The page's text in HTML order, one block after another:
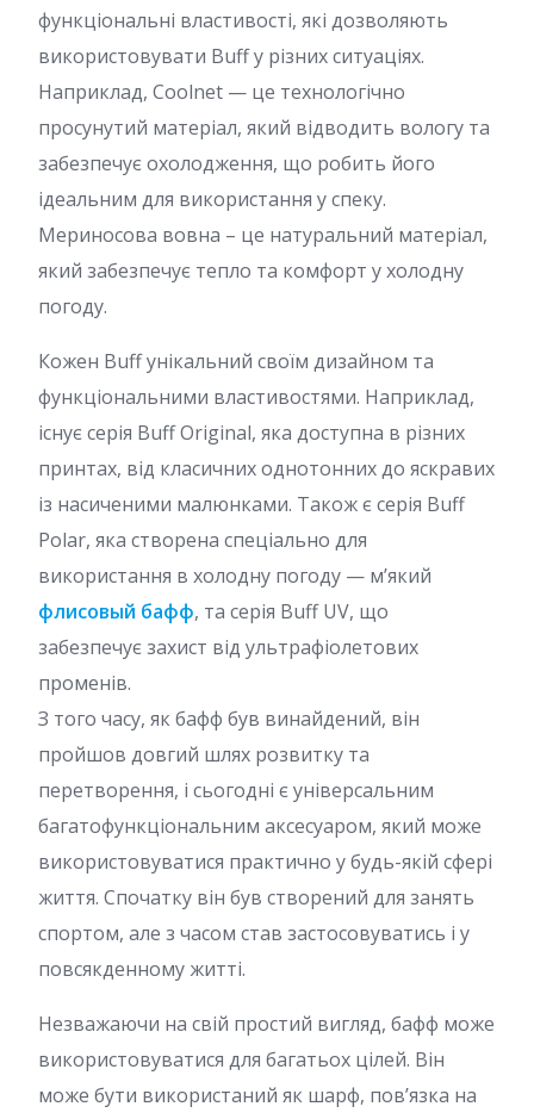
функціональні властивості, які дозволяють
використовувати Buff у різних ситуаціях.
Наприклад, Coolnet — це технологічно
просунутий матеріал, який відводить вологу та
забезпечує охолодження, що робить його
ідеальним для використання у спеку.
Мериносова вовна – це натуральний матеріал,
який забезпечує тепло та комфорт у холодну
погоду.
Кожен Buff унікальний своїм дизайном та
функціональними властивостями. Наприклад,
існує серія Buff Original, яка доступна в різних
принтах, від класичних однотонних до яскравих
із насиченими малюнками. Також є серія Buff
Polar, яка створена спеціально для
використання в холодну погоду — м’який
флисовый бафф, та серія Buff UV, що
забезпечує захист від ультрафіолетових
променів.
З того часу, як бафф був винайдений, він
пройшов довгий шлях розвитку та
перетворення, і сьогодні є універсальним
багатофункціональним аксесуаром, який може
використовуватися практично у будь-якій сфері
життя. Спочатку він був створений для занять
спортом, але з часом став застосовуватись і у
повсякденному житті.
Незважаючи на свій простий вигляд, бафф може
використовуватися для багатьох цілей. Він
може бути використаний як шарф, пов’язка на